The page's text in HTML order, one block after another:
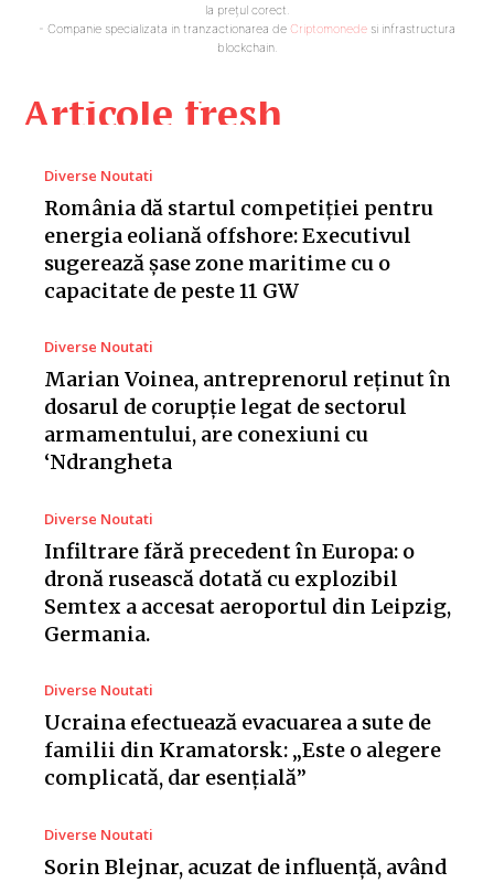
Articole fresh
Diverse Noutati
România dă startul competiției pentru
energia eoliană offshore: Executivul
sugerează șase zone maritime cu o
capacitate de peste 11 GW
Diverse Noutati
Marian Voinea, antreprenorul reținut în
dosarul de corupție legat de sectorul
armamentului, are conexiuni cu
‘Ndrangheta
Diverse Noutati
Infiltrare fără precedent în Europa: o
dronă rusească dotată cu explozibil
Semtex a accesat aeroportul din Leipzig,
Germania.
Diverse Noutati
Ucraina efectuează evacuarea a sute de
familii din Kramatorsk: „Este o alegere
complicată, dar esențială”
Diverse Noutati
Sorin Blejnar, acuzat de influență, având
la prețul corect.
- Companie specializata in tranzactionarea de Criptomonede si infrastructura
blockchain.